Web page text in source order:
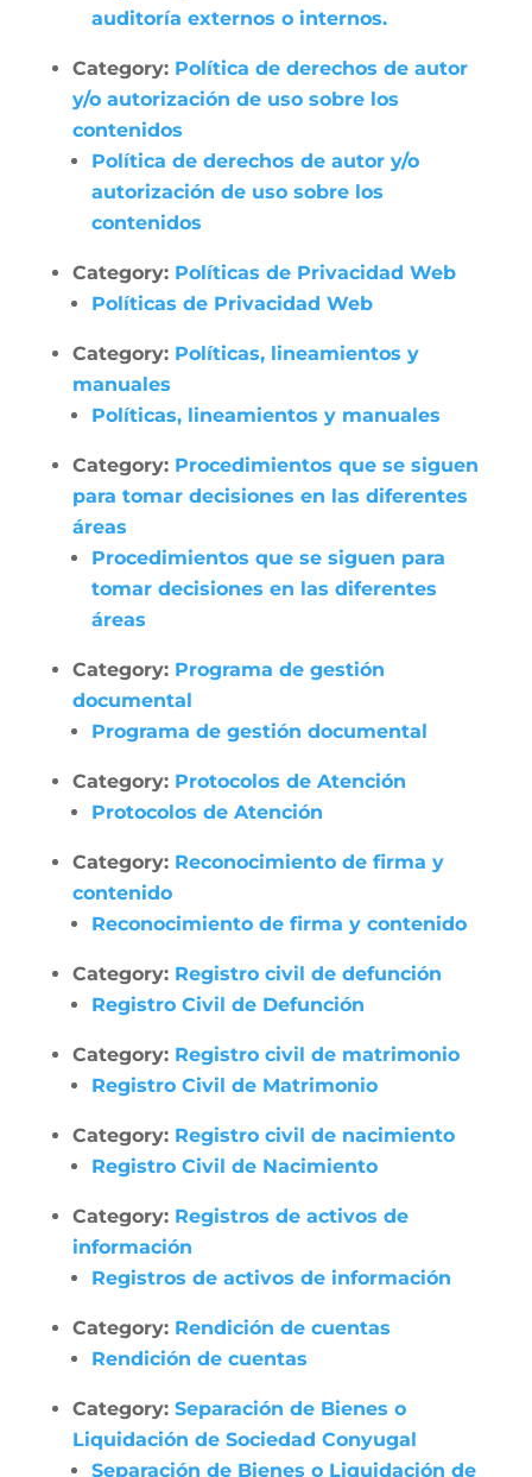
auditoría externos o internos.
Category: Política de derechos de autor
y/o autorización de uso sobre los
contenidos
Política de derechos de autor y/o
autorización de uso sobre los
contenidos
Category: Políticas de Privacidad Web
Políticas de Privacidad Web
Category: Políticas, lineamientos y
manuales
Políticas, lineamientos y manuales
Category: Procedimientos que se siguen
para tomar decisiones en las diferentes
áreas
Procedimientos que se siguen para
tomar decisiones en las diferentes
áreas
Category: Programa de gestión
documental
Programa de gestión documental
Category: Protocolos de Atención
Protocolos de Atención
Category: Reconocimiento de firma y
contenido
Reconocimiento de firma y contenido
Category: Registro civil de defunción
Registro Civil de Defunción
Category: Registro civil de matrimonio
Registro Civil de Matrimonio
Category: Registro civil de nacimiento
Registro Civil de Nacimiento
Category: Registros de activos de
información
Registros de activos de información
Category: Rendición de cuentas
Rendición de cuentas
Category: Separación de Bienes o
Liquidación de Sociedad Conyugal
Separación de Bienes o Liquidación de